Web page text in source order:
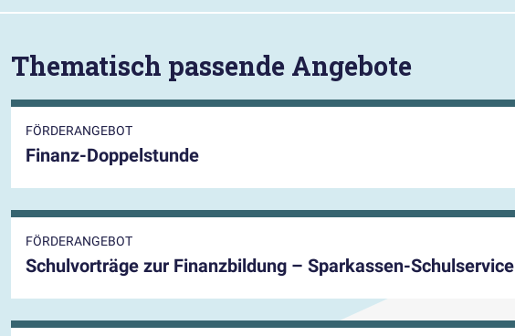
Thematisch passende Angebote
FÖRDERANGEBOT
Finanz-Doppelstunde
FÖRDERANGEBOT
Schulvorträge zur Finanzbildung – Sparkassen-Schulservice